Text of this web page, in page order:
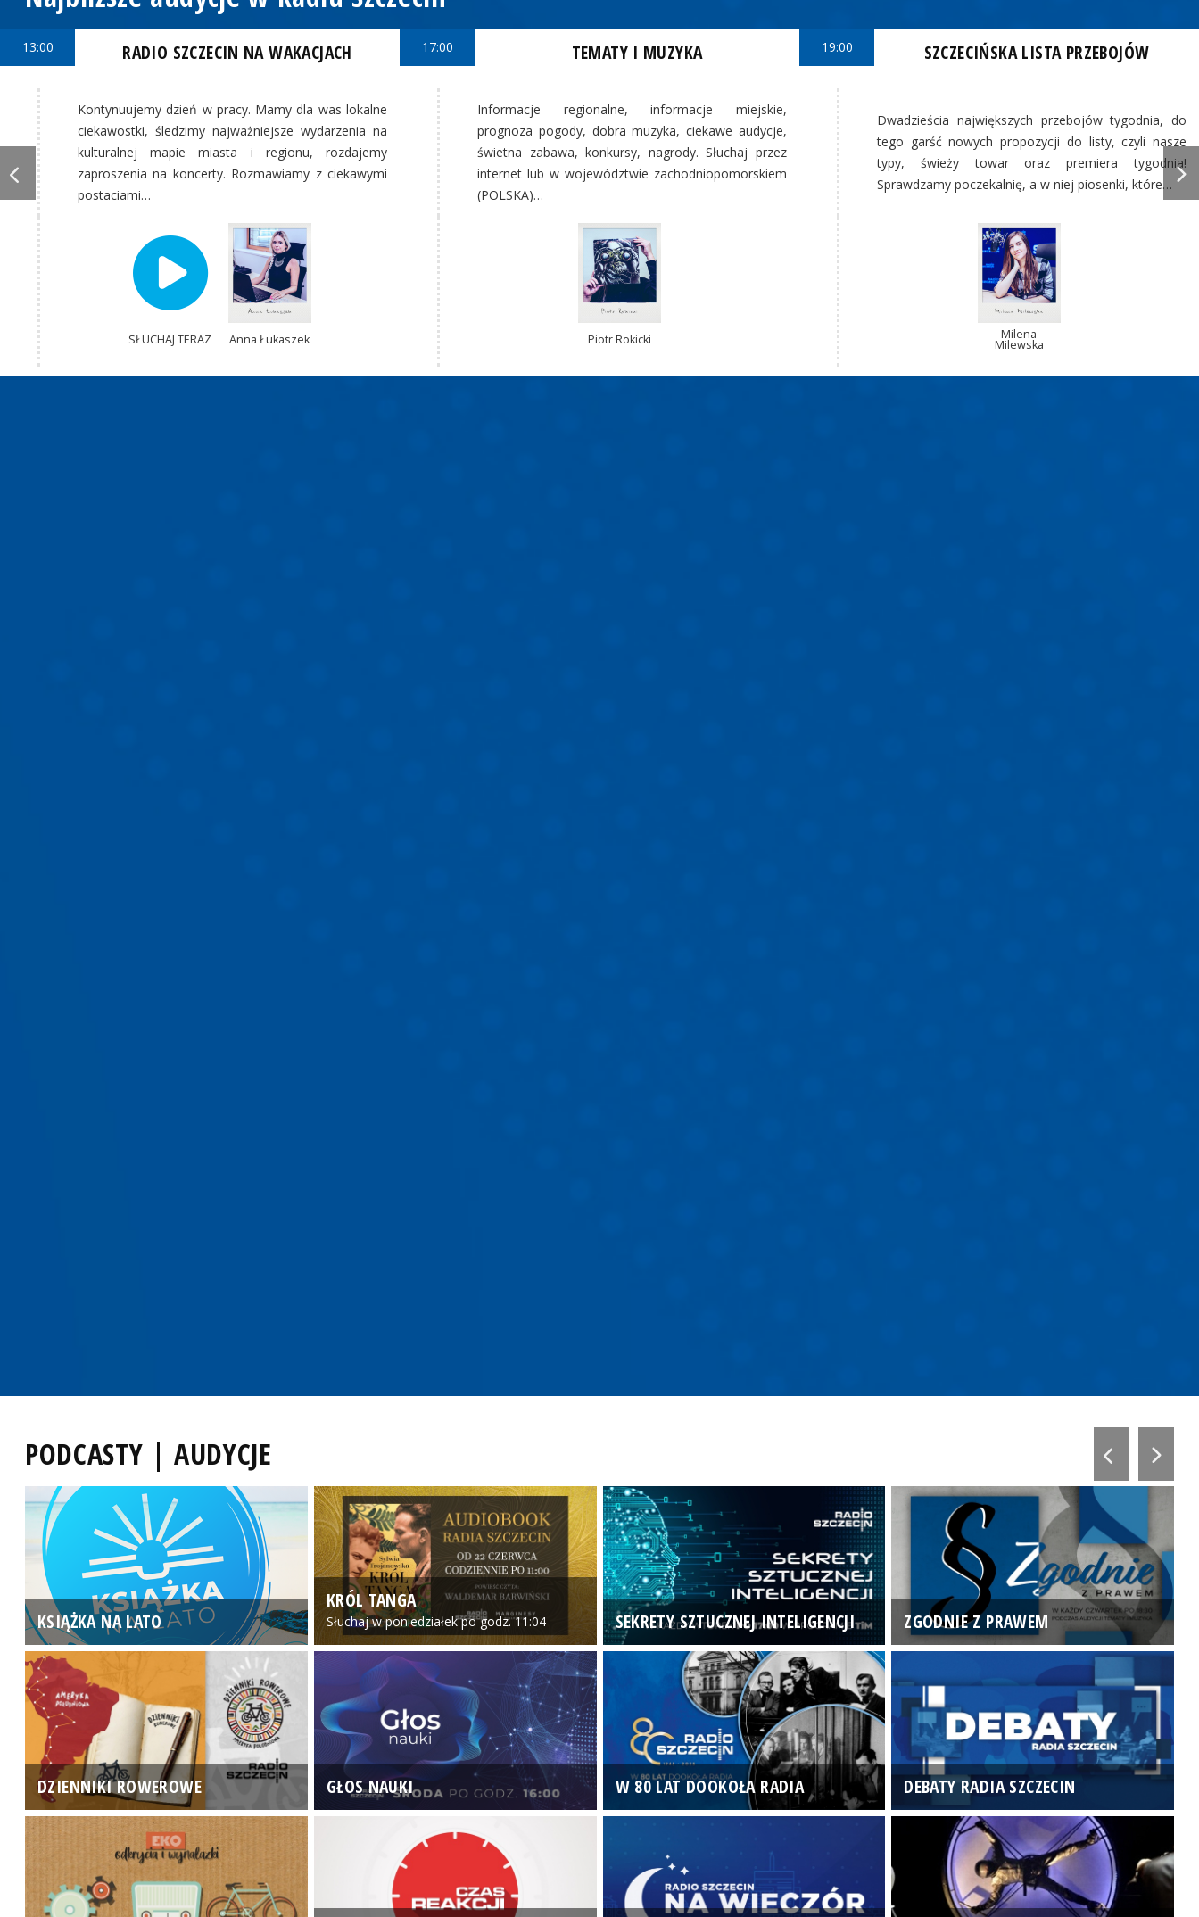
13:00 RADIO SZCZECIN NA WAKACJACH
Kontynuujemy dzień w pracy. Mamy dla was lokalne
ciekawostki, śledzimy najważniejsze wydarzenia na
kulturalnej mapie miasta i regionu, rozdajemy
zaproszenia na koncerty. Rozmawiamy z ciekawymi
postaciami…
SŁUCHAJ TERAZ Anna Łukaszek
17:00 TEMATY I MUZYKA
Informacje regionalne, informacje miejskie,
prognoza pogody, dobra muzyka, ciekawe audycje,
świetna zabawa, konkursy, nagrody. Słuchaj przez
internet lub w województwie zachodniopomorskiem
(POLSKA)…
Piotr Rokicki
19:00 SZCZECIŃSKA LISTA PRZEBOJÓW
Dwadzieścia największych przebojów tygodnia, do
tego garść nowych propozycji do listy, czyli nasze
typy, świeży towar oraz premiera tygodnia!
Sprawdzamy poczekalnię, a w niej piosenki, które…
Milena
Milewska
PODCASTY | AUDYCJE
KSIĄŻKA NA LATO
KRÓL TANGA
Słuchaj w poniedziałek po godz. 11:04 SEKRETY SZTUCZNEJ INTELIGENCJI ZGODNIE Z PRAWEM
DZIENNIKI ROWEROWE GŁOS NAUKI W 80 LAT DOOKOŁA RADIA DEBATY RADIA SZCZECIN